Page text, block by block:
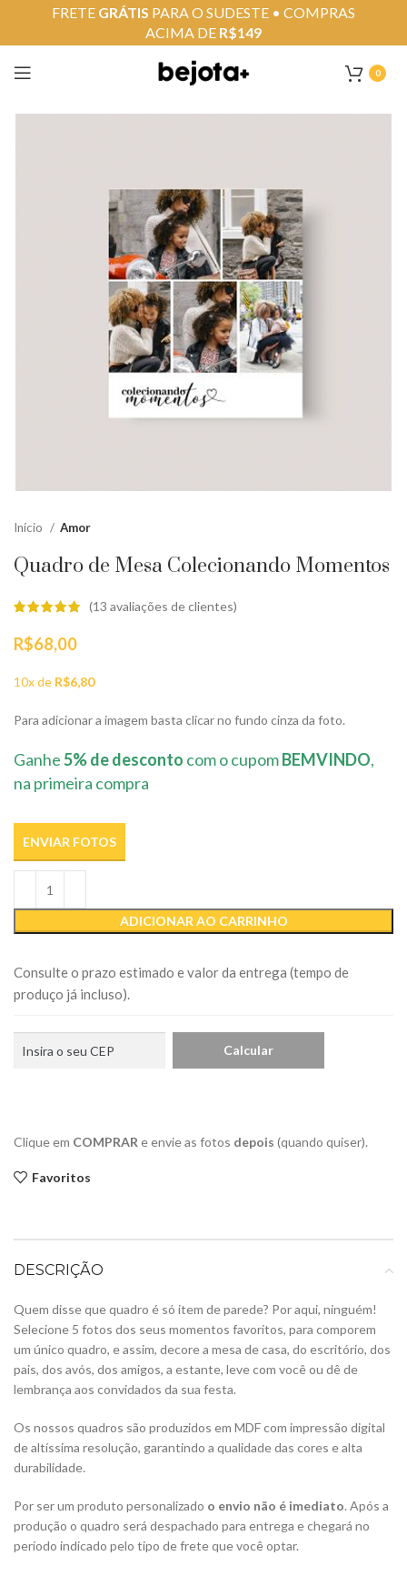
0
Início Amor
Quadro de Mesa Colecionando Momentos
(13 avaliações de clientes)
R$68,00
10x de R$6,80
Para adicionar a imagem basta clicar no fundo cinza da foto.
Ganhe5% de desconto com o cupomBEMVINDO,
na primeira compra
ENVIAR FOTOS
ADICIONAR AO CARRINHO
Consulte o prazo estimado e valor da entrega (tempo de
produço já incluso).
Clique em COMPRAR e envie as fotos depois (quando quiser).
Favoritos
DESCRIÇÃO
Quem disse que quadro é só item de parede? Por aqui, ninguém!
Selecione 5 fotos dos seus momentos favoritos, para comporem
um único quadro, e assim, decore a mesa de casa, do escritório, dos
pais, dos avós, dos amigos, a estante, leve com você ou dê de
lembrança aos convidados da sua festa.
Os nossos quadros são produzidos em MDF com impressão digital
de altíssima resolução, garantindo a qualidade das cores e alta
durabilidade.
Por ser um produto personalizado o envio não é imediato. Após a
produção o quadro será despachado para entrega e chegará no
período indicado pelo tipo de frete que você optar.
FRETE GRÁTIS PARA O SUDESTE • COMPRAS
ACIMA DE R$149